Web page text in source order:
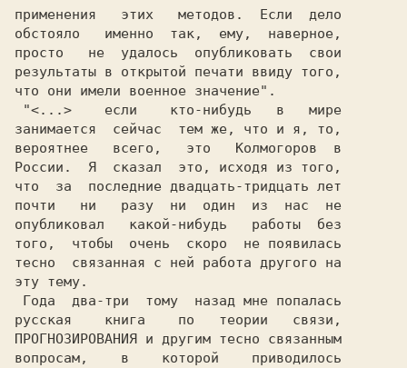
применения   этих   методов.  Если  дело
обстояло   именно  так,  ему,  наверное,
просто   не  удалось  опубликовать  свои
результаты в открытой печати ввиду того,
что они имели военное значение".
занимается  сейчас  тем же, что и я, то,
вероятнее   всего,   это   Колмогоров  в
России.  Я  сказал  это, исходя из того,
почти   ни   разу  ни  один  из  нас  не
опубликовал   какой-нибудь   работы  без
того,  чтобы  очень  скоро  не появилась
тесно  связанная с ней работа другого на
эту тему.
русская    книга    по   теории   связи,
ПРОГНОЗИРОВАНИЯ и другим тесно связанным
вопросам,    в    которой    приводилось